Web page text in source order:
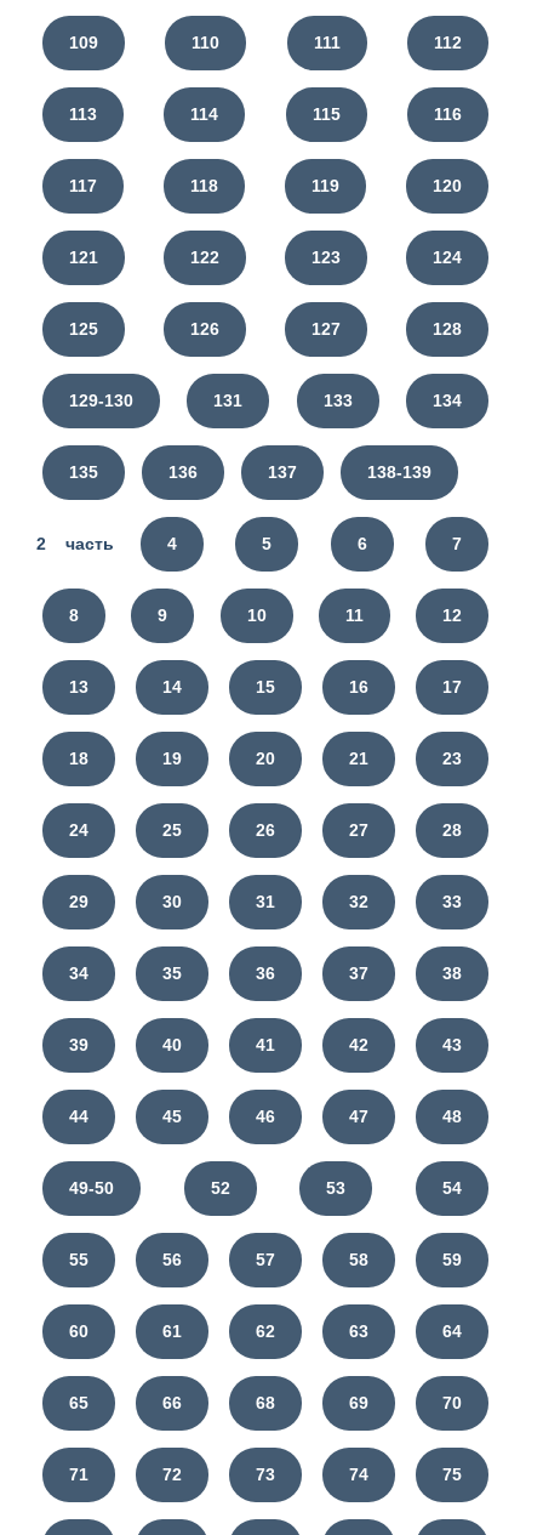
109 110 111 112
113 114 115 116
117 118 119 120
121 122 123 124
125 126 127 128
129-130 131 133 134
135 136 137 138-139
2 часть 4 5 6 7
8 9 10 11 12
13 14 15 16 17
18 19 20 21 23
24 25 26 27 28
29 30 31 32 33
34 35 36 37 38
39 40 41 42 43
44 45 46 47 48
49-50 52 53 54
55 56 57 58 59
60 61 62 63 64
65 66 68 69 70
71 72 73 74 75